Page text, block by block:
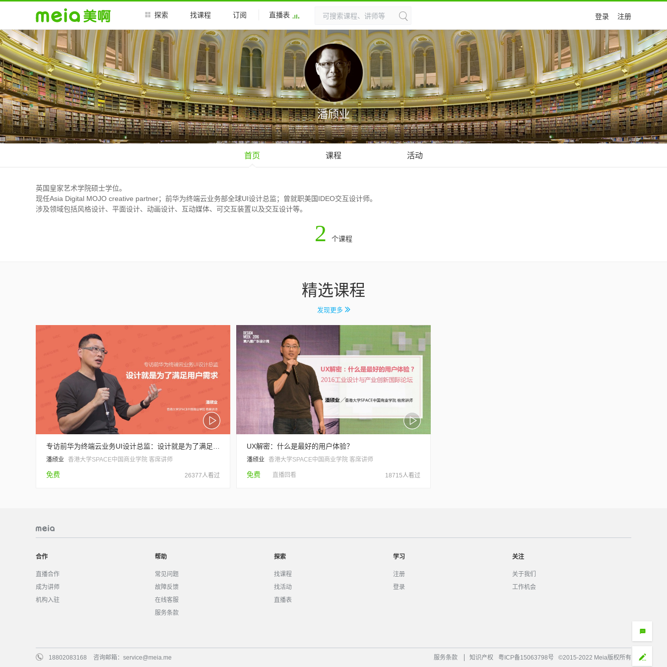
探索 找课程 订阅 直播表 登录 注册
潘颀业
首页 课程 活动
英国皇家艺术学院硕士学位。
现任Asia Digital MOJO creative partner；前华为终端云业务部全球UI设计总监；曾就职美国IDEO交互设计师。
涉及领域包括风格设计、平面设计、动画设计、互动媒体、可交互装置以及交互设计等。
2 个课程
精选课程
发现更多
专访前华为终端云业务UI设计总监：设计就是为了满足用户需求
潘颀业 香港大学SPACE中国商业学院 客席讲师
免费 26377人看过
UX解密：什么是最好的用户体验？
潘颀业 香港大学SPACE中国商业学院 客席讲师
免费 直播回看 18715人看过
合作
直播合作
成为讲师
机构入驻
帮助
常见问题
故障反馈
在线客服
服务条款
探索
找课程
找活动
直播表
学习
注册
登录
关注
关于我们
工作机会
18802083168 咨询邮箱： service@meia.me 粤ICP备15063798号 ©2015-2022 Meia版权所有
服务条款 知识产权